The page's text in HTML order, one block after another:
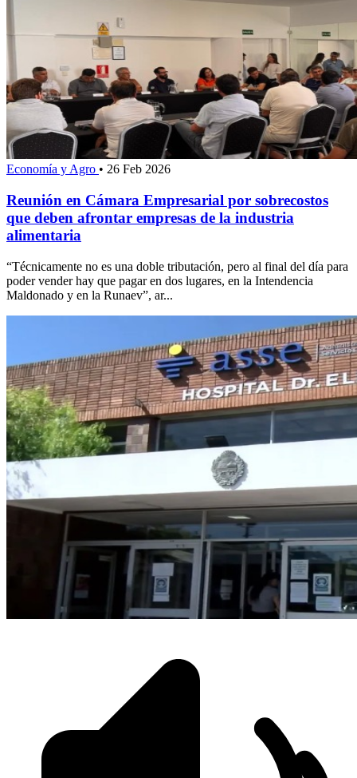
Economía y Agro • 26 Feb 2026
Reunión en Cámara Empresarial por sobrecostos
que deben afrontar empresas de la industria
alimentaria
“Técnicamente no es una doble tributación, pero al final del día para
poder vender hay que pagar en dos lugares, en la Intendencia
Maldonado y en la Runaev”, ar...